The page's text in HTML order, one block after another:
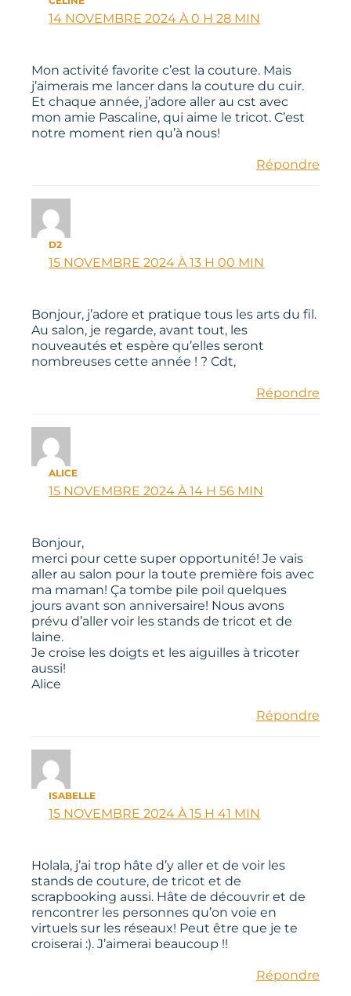
14 NOVEMBRE 2024 À 0 H 28 MIN
Mon activité favorite c’est la couture. Mais
j’aimerais me lancer dans la couture du cuir.
Et chaque année, j’adore aller au cst avec
mon amie Pascaline, qui aime le tricot. C’est
notre moment rien qu’à nous!
Répondre
D2
15 NOVEMBRE 2024 À 13 H 00 MIN
Bonjour, j’adore et pratique tous les arts du fil.
Au salon, je regarde, avant tout, les
nouveautés et espère qu’elles seront
nombreuses cette année ! ? Cdt,
Répondre
ALICE
15 NOVEMBRE 2024 À 14 H 56 MIN
Bonjour,
merci pour cette super opportunité! Je vais
aller au salon pour la toute première fois avec
ma maman! Ça tombe pile poil quelques
jours avant son anniversaire! Nous avons
prévu d’aller voir les stands de tricot et de
laine.
Je croise les doigts et les aiguilles à tricoter
aussi!
Alice
Répondre
ISABELLE
15 NOVEMBRE 2024 À 15 H 41 MIN
Holala, j’ai trop hâte d’y aller et de voir les
stands de couture, de tricot et de
scrapbooking aussi. Hâte de découvrir et de
rencontrer les personnes qu’on voie en
virtuels sur les réseaux! Peut être que je te
croiserai :). J’aimerai beaucoup !!
Répondre